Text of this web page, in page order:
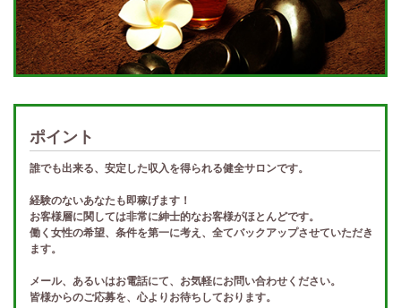
ポイント
誰でも出来る、安定した収入を得られる健全サロンです。
経験のないあなたも即稼げます！
お客様層に関しては非常に紳士的なお客様がほとんどです。
働く女性の希望、条件を第一に考え、全てバックアップさせていただき
ます。
メール、あるいはお電話にて、お気軽にお問い合わせください。
皆様からのご応募を、心よりお待ちしております。